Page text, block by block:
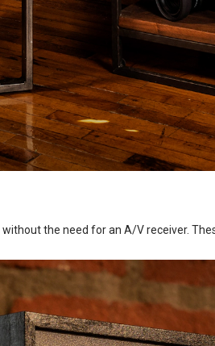
the need for an A/V receiver.